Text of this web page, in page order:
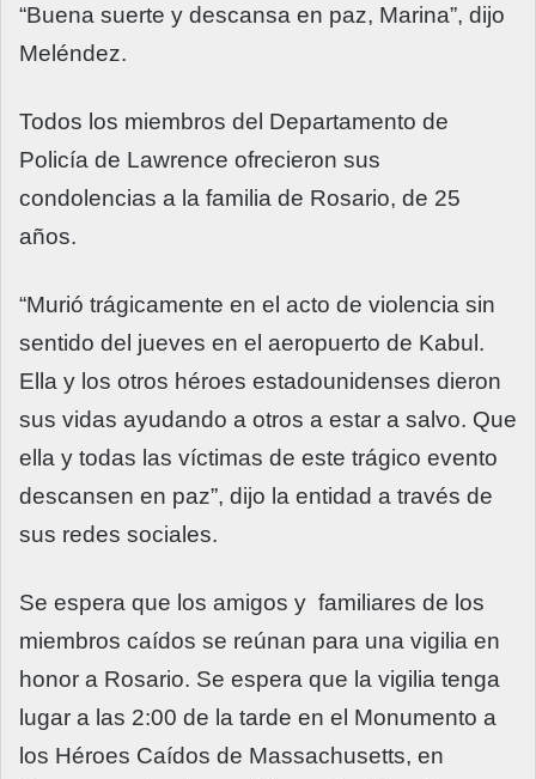
“Buena suerte y descansa en paz, Marina”, dijo
Meléndez.
Todos los miembros del Departamento de
Policía de Lawrence ofrecieron sus
condolencias a la familia de Rosario, de 25
años.
“Murió trágicamente en el acto de violencia sin
sentido del jueves en el aeropuerto de Kabul.
Ella y los otros héroes estadounidenses dieron
sus vidas ayudando a otros a estar a salvo. Que
ella y todas las víctimas de este trágico evento
descansen en paz”, dijo la entidad a través de
sus redes sociales.
Se espera que los amigos y familiares de los
miembros caídos se reúnan para una vigilia en
honor a Rosario. Se espera que la vigilia tenga
lugar a las 2:00 de la tarde en el Monumento a
los Héroes Caídos de Massachusetts, en